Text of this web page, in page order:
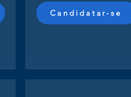
Candidatar-se